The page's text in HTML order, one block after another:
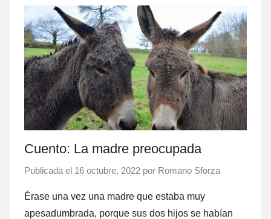
reflexionar.
Cuento: La madre preocupada
Publicada el 16 octubre, 2022 por Romano Sforza
Érase una vez una madre que estaba muy
apesadumbrada, porque sus dos hijos se habían